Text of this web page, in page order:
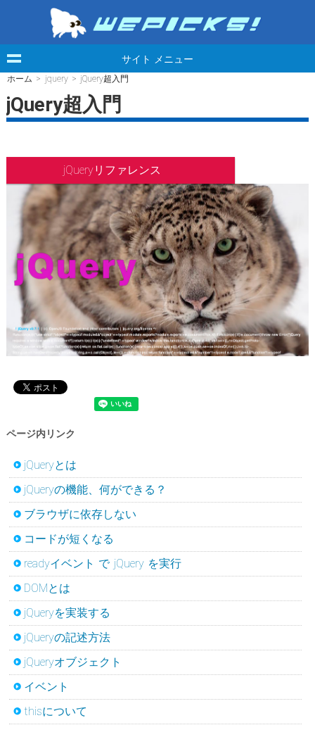
サイト メニュー
ホーム > jquery > jQuery超入門
jQuery超入門
jQueryリファレンス
ページ内リンク
jQueryとは
jQueryの機能、何ができる？
ブラウザに依存しない
コードが短くなる
readyイベント で jQuery を実行
DOMとは
jQueryを実装する
jQueryの記述方法
jQueryオブジェクト
イベント
thisについて